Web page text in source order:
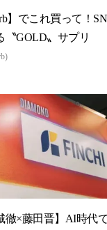
】でこれ買って！
〝GOLD〟サプリ
徹×藤田晋】AI時代